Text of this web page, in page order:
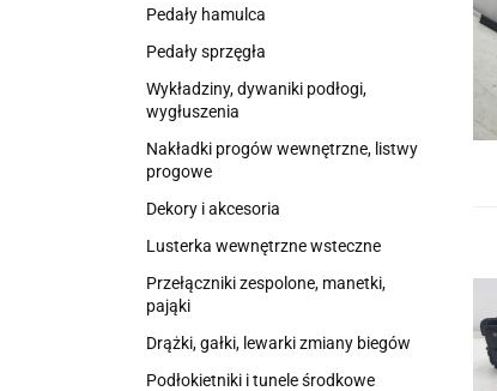
Pedały hamulca
Pedały sprzęgła
Wykładziny, dywaniki podłogi,
wygłuszenia
Nakładki progów wewnętrzne, listwy
progowe
Dekory i akcesoria
Lusterka wewnętrzne wsteczne
Przełączniki zespolone, manetki,
pająki
Drążki, gałki, lewarki zmiany biegów
Podłokietniki i tunele środkowe